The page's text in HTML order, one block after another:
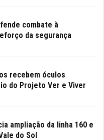
combate à
da segurança
recebem óculos
do Projeto Ver e Viver
ampliação da linha 160 e
do Sol